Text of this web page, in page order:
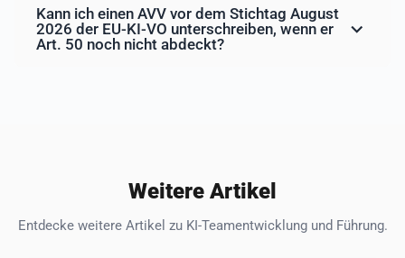
Kann ich einen AVV vor dem Stichtag August
2026 der EU-KI-VO unterschreiben, wenn er
Art. 50 noch nicht abdeckt?
Weitere Artikel
Entdecke weitere Artikel zu KI-Teamentwicklung und Führung.